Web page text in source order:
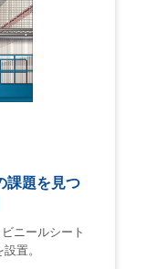
課題を見つ
ニールシート
置。